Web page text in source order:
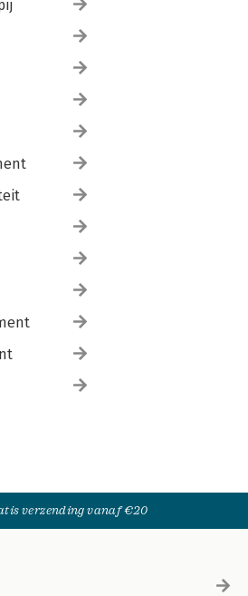
verzending vanaf €20